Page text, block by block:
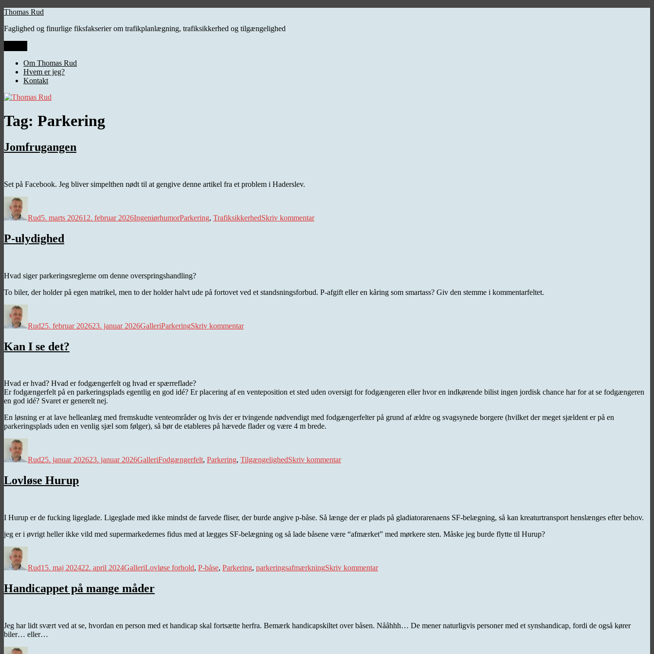
Videre
indhold
Thomas Rud
Faglighed og finurlige fiksfakserier om trafikplanlægning, trafiksikkerhed og tilgængelighed
Om Thomas Rud
Hvem er jeg?
Kontakt
Tag: Parkering
Jomfrugangen
Set på Facebook. Jeg bliver simpelthen nødt til at gengive denne artikel fra et problem i Haderslev.
Rud5. marts 202612. februar 2026IngeniørhumorParkering, TrafiksikkerhedSkriv kommentar
P-ulydighed
Hvad siger parkeringsreglerne om denne overspringshandling?
To biler, der holder på egen matrikel, men to der holder halvt ude på fortovet ved et standsningsforbud. P-afgift eller en kåring som smartass? Giv den stemme i kommentarfeltet.
Rud25. februar 202623. januar 2026GalleriParkeringSkriv kommentarulydighed
Kan I se det?
Hvad er hvad? Hvad er fodgængerfelt og hvad er spærreflade?
Er fodgængerfelt på en parkeringsplads egentlig en god idé? Er placering af en venteposition et sted uden oversigt for fodgængeren eller hvor en indkørende bilist ingen jordisk chance har for at se fodgængeren
en god idé? Svaret er generelt nej.
En løsning er at lave helleanlæg med fremskudte venteområder og hvis der er tvingende nødvendigt med fodgængerfelter på grund af ældre og svagsynede borgere (hvilket der meget sjældent er på en
parkeringsplads uden en venlig sjæl som følger), så bør de etableres på hævede flader og være 4 m brede.
Rud25. januar 202623. januar 2026GalleriFodgængerfelt, Parkering, TilgængelighedSkriv kommentarI
Lovløse Hurup
I Hurup er de fucking ligeglade. Ligeglade med ikke mindst de farvede fliser, der burde angive p-båse. Så længe der er plads på gladiatorarenaens SF-belægning, så kan kreaturtransport henslænges efter behov.
jeg er i øvrigt heller ikke vild med supermarkedernes fidus med at lægges SF-belægning og så lade båsene være “afmærket” med mørkere sten. Måske jeg burde flytte til Hurup?
Rud15. maj 202422. april 2024GalleriLovløse forhold, P-båse, Parkering, parkeringsafmærkningSkriv kommentarHurup
Handicappet på mange måder
Jeg har lidt svært ved at se, hvordan en person med et handicap skal fortsætte herfra. Bemærk handicapskiltet over båsen. Nååhhh… De mener naturligvis personer med et synshandicap, fordi de også kører
biler… eller…